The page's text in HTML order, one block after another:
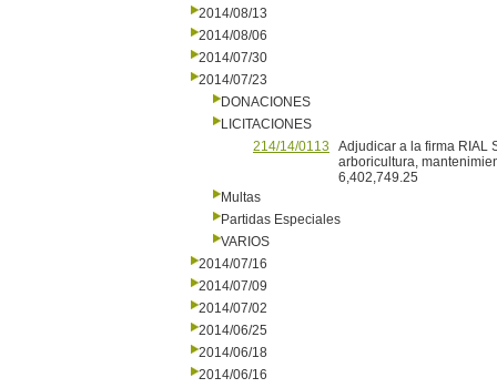
2014/08/13
2014/08/06
2014/07/30
2014/07/23
DONACIONES
LICITACIONES
214/14/0113
Adjudicar a la firma RIAL
arboricultura,
6,402,749.25
Multas
Partidas Especiales
VARIOS
2014/07/16
2014/07/09
2014/07/02
2014/06/25
2014/06/18
2014/06/16